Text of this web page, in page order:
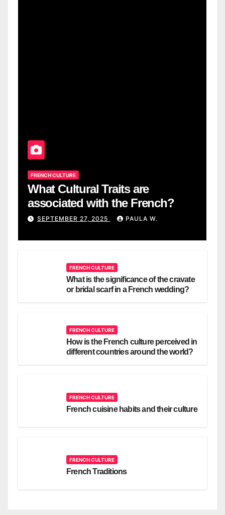
FRENCH CULTURE
What Cultural Traits are
associated with the French?
SEPTEMBER 27, 2025 PAULA W.
FRENCH CULTURE
What is the significance of the cravate
or bridal scarf in a French wedding?
FRENCH CULTURE
How is the French culture perceived in
different countries around the world?
FRENCH CULTURE
French cuisine habits and their culture
FRENCH CULTURE
French Traditions